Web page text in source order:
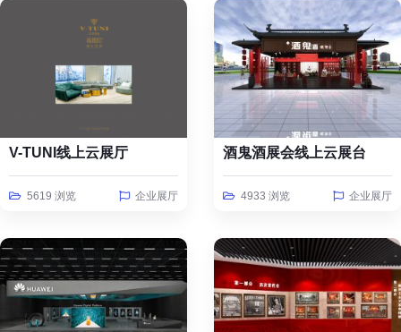
V-TUNI线上云展厅
5619 浏览 企业展厅
酒鬼酒展会线上云展台
4933 浏览 企业展厅